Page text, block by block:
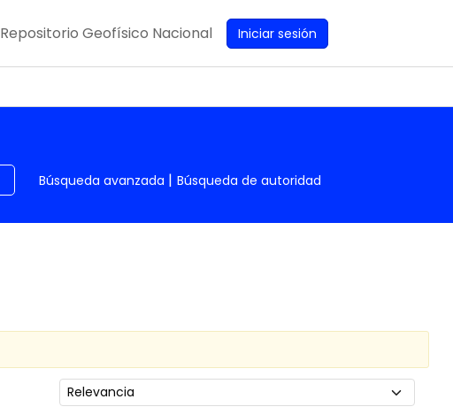
Repositorio Geofísico Nacional Iniciar sesión
Búsqueda avanzada Búsqueda de autoridad
Ordenar por: